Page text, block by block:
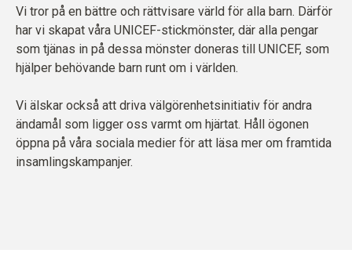
Vi tror på en bättre och rättvisare värld för alla barn. Därför
har vi skapat våra UNICEF-stickmönster, där alla pengar
som tjänas in på dessa mönster doneras till UNICEF, som
hjälper behövande barn runt om i världen.
Vi älskar också att driva välgörenhetsinitiativ för andra
ändamål som ligger oss varmt om hjärtat. Håll ögonen
öppna på våra sociala medier för att läsa mer om framtida
insamlingskampanjer.